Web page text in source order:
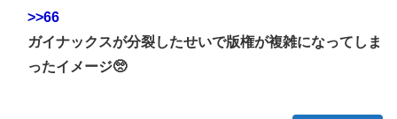
>>66
ガイナックスが分裂したせいで版権が複雑になってしま
ったイメージ🥺